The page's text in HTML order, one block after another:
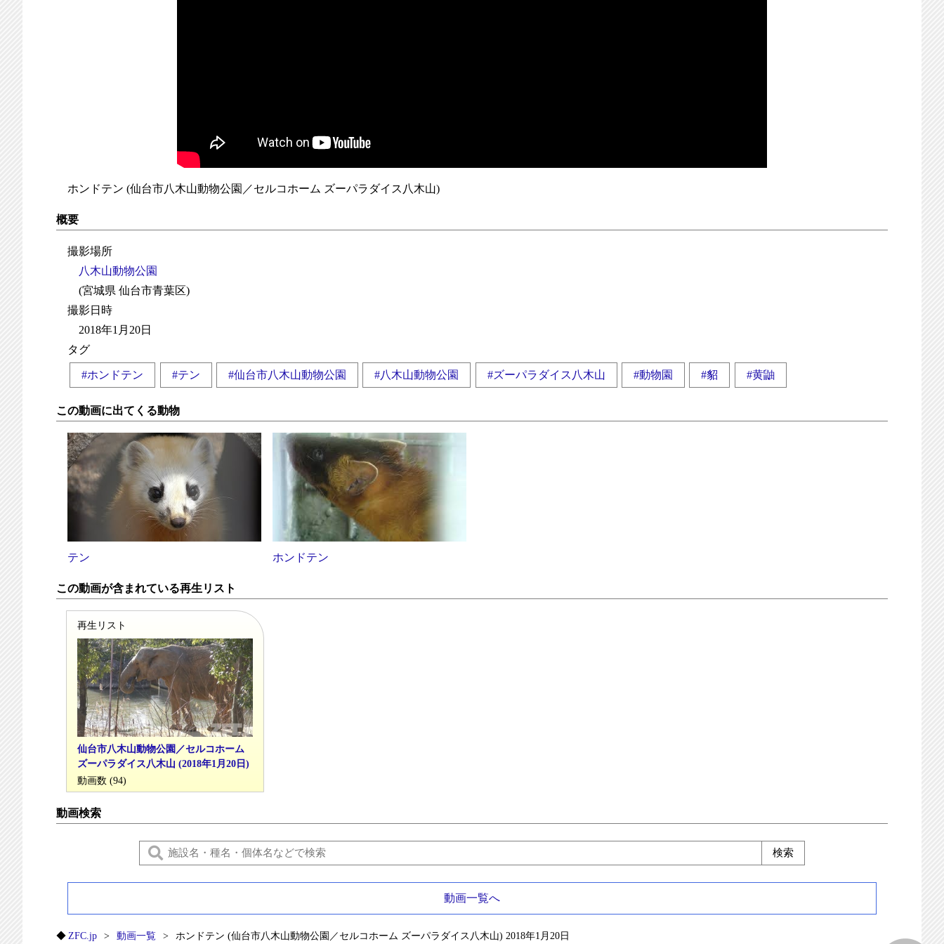
ホンドテン (仙台市八木山動物公園／セルコホーム ズーパラダイス八木山)
概要
撮影場所
八木山動物公園
(宮城県 仙台市青葉区)
撮影日時
2018年1月20日
タグ
#ホンドテン #テン #仙台市八木山動物公園 #八木山動物公園 #ズーパラダイス八木山 #動物園 #貂 #黄鼬
この動画に出てくる動物
テン ホンドテン
この動画が含まれている再生リスト
再生リスト
仙台市八木山動物公園／セルコホーム
ズーパラダイス八木山 (2018年1月20日)
動画数 (94)
動画検索
動画一覧へ
ZFC.jp 動画一覧 ホンドテン (仙台市八木山動物公園／セルコホーム ズーパラダイス八木山) 2018年1月20日